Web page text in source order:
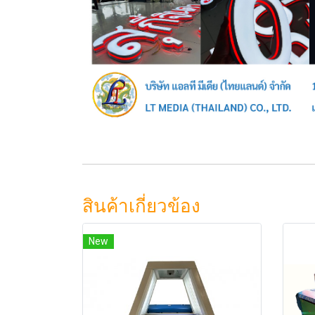
สินค้าเกี่ยวข้อง
New